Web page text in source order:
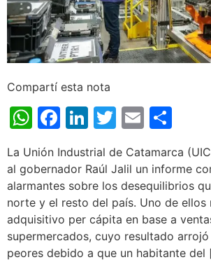
Compartí esta nota
WhatsApp
Facebook
LinkedIn
Twitter
Email
La Unión Industrial de Catamarca
al gobernador Raúl Jalil un informe
alarmantes sobre los desequilibrios
norte y el resto del país. Uno de
adquisitivo per cápita en base a
supermercados, cuyo resultado
peores debido a que un habitante del